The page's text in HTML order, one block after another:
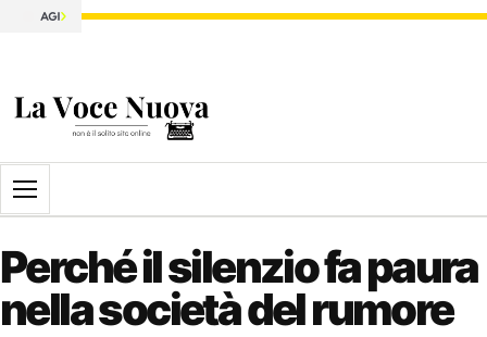
Apri il menu
Perché il silenzio fa paura
nella società del rumore